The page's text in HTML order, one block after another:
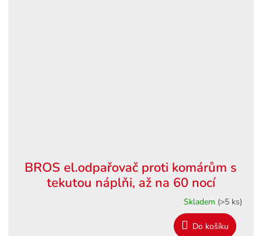
BROS el.odpařovač proti komárům s
tekutou náplňi, až na 60 nocí
Skladem (>5 ks)
Do košíku